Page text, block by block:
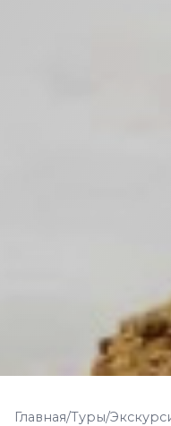
Главная/Туры/